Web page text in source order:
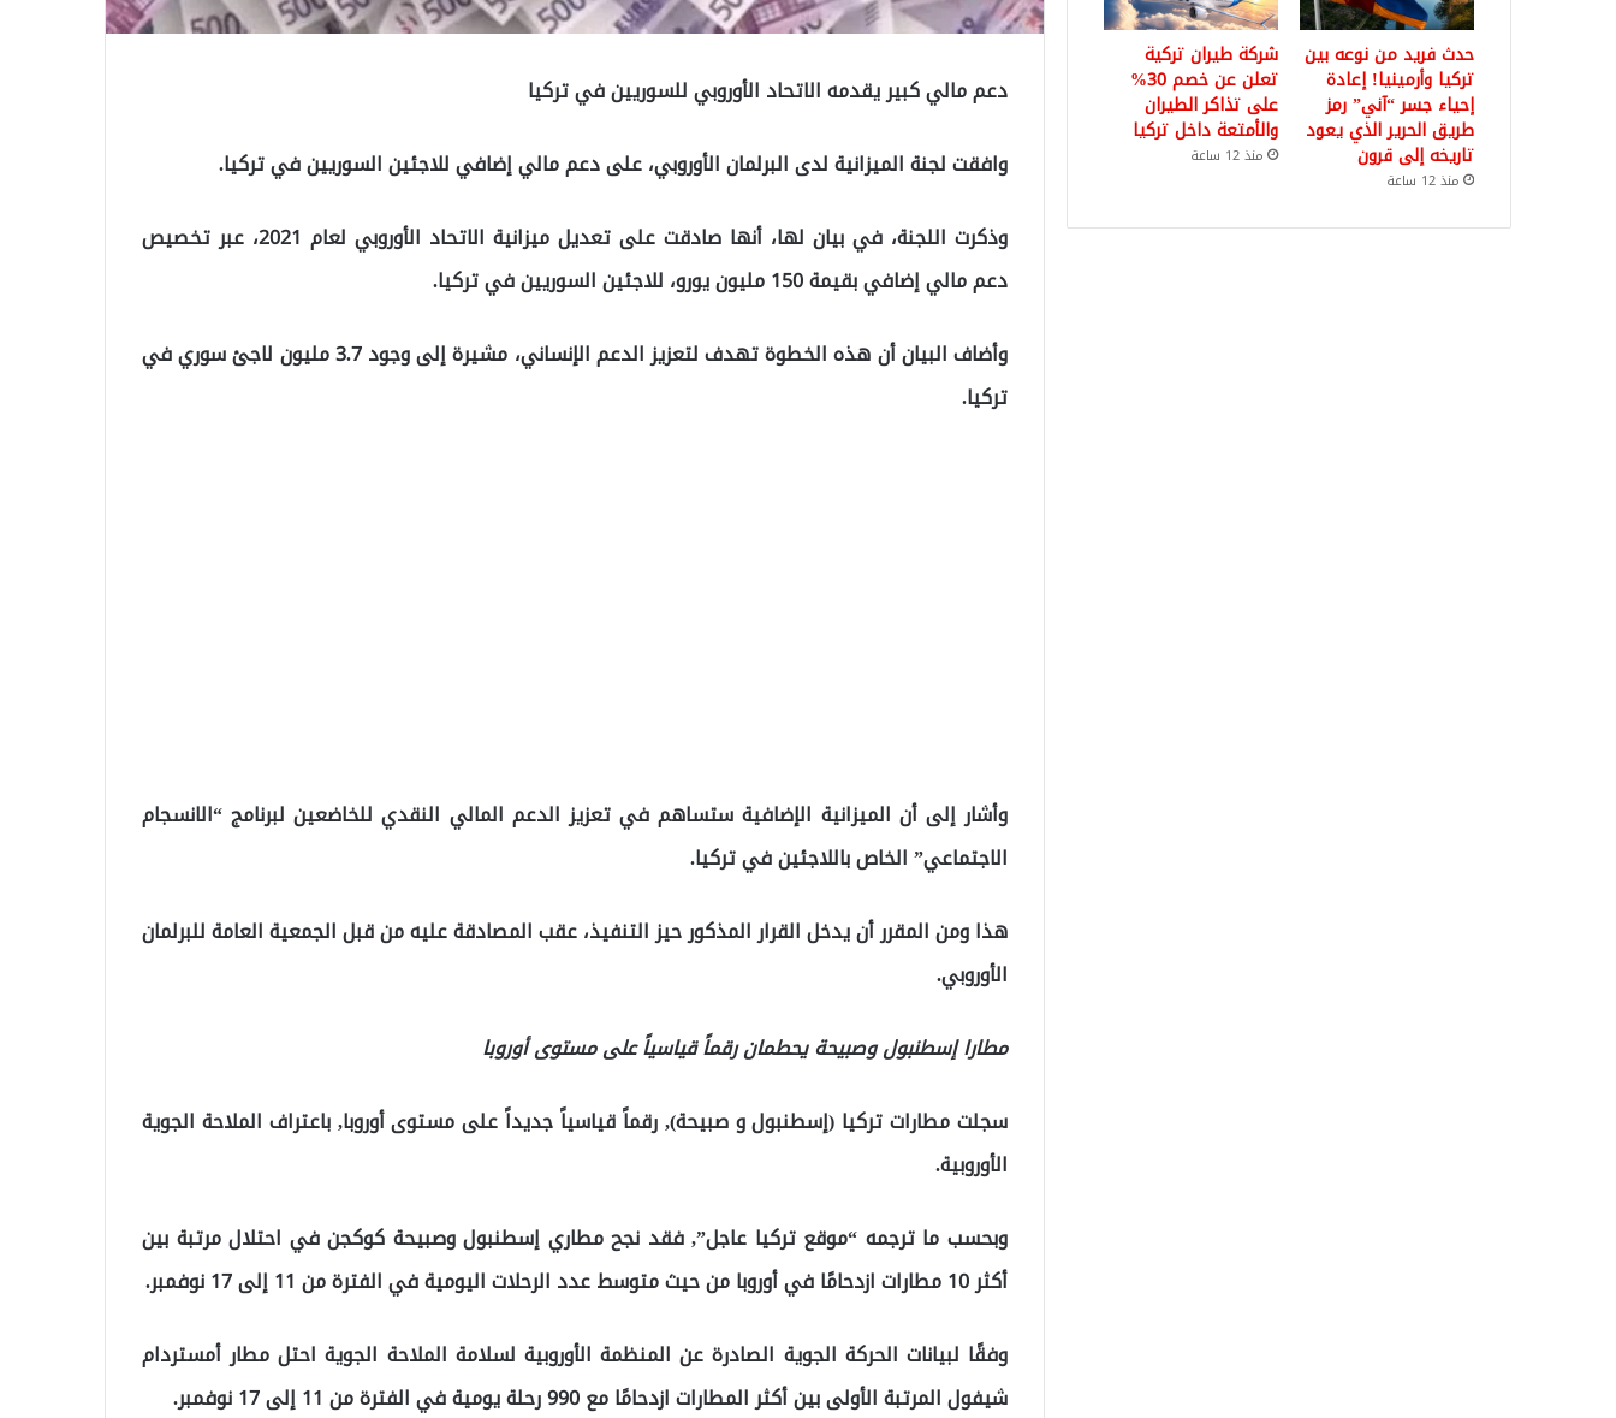
دعم مالي كبير يقدمه الاتحاد الأوروبي للسوريين في تركيا
وافقت لجنة الميزانية لدى البرلمان الأوروبي، على دعم مالي إضافي للاجئين السوريين في تركيا.
وذكرت اللجنة، في بيان لها، أنها صادقت على تعديل ميزانية الاتحاد الأوروبي لعام 2021، عبر تخصيص
دعم مالي إضافي بقيمة 150 مليون يورو، للاجئين السوريين في تركيا.
وأضاف البيان أن هذه الخطوة تهدف لتعزيز الدعم الإنساني، مشيرة إلى وجود 3.7 مليون لاجئ سوري في
تركيا.
وأشار إلى أن الميزانية الإضافية ستساهم في تعزيز الدعم المالي النقدي للخاضعين لبرنامج “الانسجام
الاجتماعي” الخاص باللاجئين في تركيا.
هذا ومن المقرر أن يدخل القرار المذكور حيز التنفيذ، عقب المصادقة عليه من قبل الجمعية العامة للبرلمان
الأوروبي.
مطارا إسطنبول وصبيحة يحطمان رقماً قياسياً على مستوى أوروبا
سجلت مطارات تركيا (إسطنبول و صبيحة), رقماً قياسياً جديداً على مستوى أوروبا, باعتراف الملاحة الجوية
الأوروبية.
وبحسب ما ترجمه “موقع تركيا عاجل”, فقد نجح مطاري إسطنبول وصبيحة كوكجن في احتلال مرتبة بين
أكثر 10 مطارات ازدحامًا في أوروبا من حيث متوسط ​​عدد الرحلات اليومية في الفترة من 11 إلى 17 نوفمبر.
وفقًا لبيانات الحركة الجوية الصادرة عن المنظمة الأوروبية لسلامة الملاحة الجوية احتل مطار أمستردام
شيفول المرتبة الأولى بين أكثر المطارات ازدحامًا مع 990 رحلة يومية في الفترة من 11 إلى 17 نوفمبر.
حدث فريد من نوعه بين
تركيا وأرمينيا! إعادة
إحياء جسر “آني” رمز
طريق الحرير الذي يعود
تاريخه إلى قرون
منذ 12 ساعة
شركة طيران تركية
تعلن عن خصم 30%
على تذاكر الطيران
والأمتعة داخل تركيا
منذ 12 ساعة